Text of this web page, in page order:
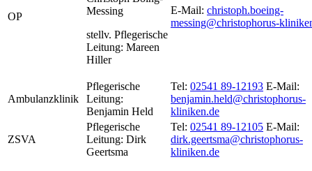
OP
Messing
stellv. Pflegerische
Leitung: Mareen
Hiller
E-Mail: christoph.boeing-
messing@christophorus-
Ambulanzklinik
Pflegerische
Leitung:
Benjamin Held
Tel: 02541 89-12193 E-Mail:
benjamin.held@christophorus-
kliniken.de
ZSVA
Pflegerische
Leitung: Dirk
Geertsma
Tel: 02541 89-12105 E-Mail:
dirk.geertsma@christophorus-
kliniken.de